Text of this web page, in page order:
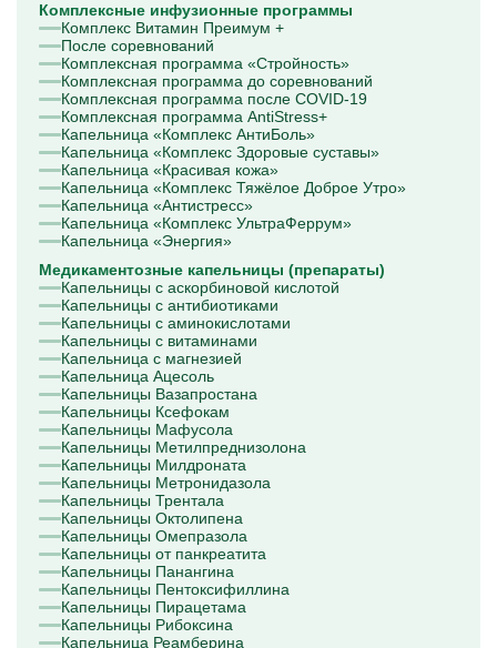
Комплексные инфузионные программы
Комплекс Витамин Преимум +
После соревнований
Комплексная программа «Стройность»
Комплексная программа до соревнований
Комплексная программа после COVID-19
Комплексная программа AntiStress+
Капельница «Комплекс АнтиБоль»
Капельница «Комплекс Здоровые суставы»
Капельница «Красивая кожа»
Капельница «Комплекс Тяжёлое Доброе Утро»
Капельница «Антистресс»
Капельница «Комплекс УльтраФеррум»
Капельница «Энергия»
Медикаментозные капельницы (препараты)
Капельницы с аскорбиновой кислотой
Капельницы с антибиотиками
Капельницы с аминокислотами
Капельницы с витаминами
Капельница с магнезией
Капельница Ацесоль
Капельницы Вазапростана
Капельницы Ксефокам
Капельницы Мафусола
Капельницы Метилпреднизолона
Капельницы Милдроната
Капельницы Метронидазола
Капельницы Трентала
Капельницы Октолипена
Капельницы Омепразола
Капельницы от панкреатита
Капельницы Панангина
Капельницы Пентоксифиллина
Капельницы Пирацетама
Капельницы Рибоксина
Капельница Реамберина